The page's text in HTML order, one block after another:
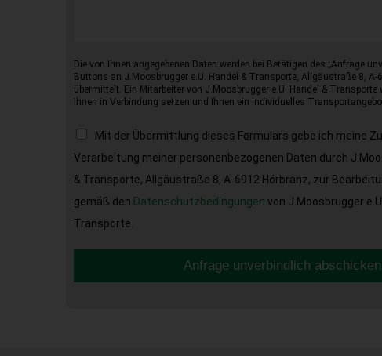
Die von Ihnen angegebenen Daten werden bei Betätigen des „Anfrage
Buttons an J.Moosbrugger e.U. Handel & Transporte, Allgäustraße 8, A-
übermittelt. Ein Mitarbeiter von J.Moosbrugger e.U. Handel &
Ihnen in Verbindung setzen und Ihnen ein individuelles
Mit der Übermittlung dieses Formulars gebe ich meine
Verarbeitung meiner personenbezogenen Daten durch
& Transporte, Allgäustraße 8, A-6912 Hörbranz, zur
gemäß den Datenschutzbedingungen von J.Moosbrugger
Transporte.
Anfrage unverbindlich abschicken